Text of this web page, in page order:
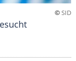
©SID